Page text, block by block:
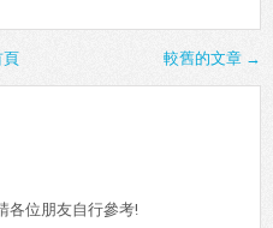
較舊的文章 →
頁
各位朋友自行參考!